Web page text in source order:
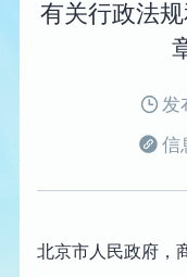
有关行政法
发
信
北京市人民政府，